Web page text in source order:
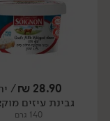
יח׳
28.90
₪
/
גבינת עיזים
140 גרם